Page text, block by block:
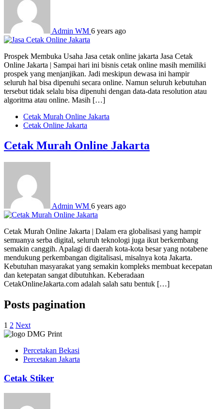
Admin WM 6 years ago
Prospek Membuka Usaha Jasa cetak online jakarta Jasa Cetak
Online Jakarta | Sampai hari ini bisnis cetak online masih memiliki
prospek yang menjanjikan. Jadi meskipun dewasa ini hampir
seluruh hal bisa dipenuhi secara online. Namun seluruh kebutuhan
tersebut tidak selalu bisa dipenuhi dengan data-data resolution atau
algoritma atau online. Masih […]
Cetak Murah Online Jakarta
Cetak Online Jakarta
Cetak Murah Online Jakarta
Admin WM 6 years ago
Cetak Murah Online Jakarta | Dalam era globalisasi yang hampir
semuanya serba digital, seluruh teknologi juga ikut berkembang
semakin canggih. Apalagi di daerah kota-kota besar yang notabene
mendukung perkembangan digitalisasi, misalnya kota Jakarta.
Kebutuhan masyarakat yang semakin kompleks membuat kecepatan
dan ketepatan sangat dibutuhkan. Keberadaan
CetakOnlineJakarta.com adalah salah satu bentuk […]
Posts pagination
1 2 Next
Percetakan Bekasi
Percetakan Jakarta
Cetak Stiker